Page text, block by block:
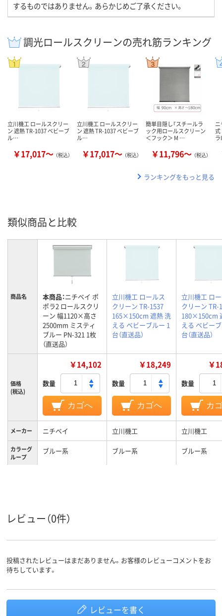
するものではありません。あらかじめご了承ください。
調光ロールスクリーンの売れ筋ランキング
立川機工 ロールスクリー
ン 遮熱 TR-1037 ベビーブ
ル…
￥17,017～ （税込）
立川機工 ロールスクリー
ン 遮熱 TR-1037 ベビーブ
ル…
￥17,017～ （税込）
簡単目隠し「スチールラ
ック用ロールスクリーン
＜フック＞ M …
￥11,796～ （税込）
式
ランキングをもっと見る
類似商品と比較
商品名 本商品：ニチベイ ポ
ポラ2 ロールスクリ
ーン 幅1120×高さ
2500mm ミスティ
ブルー PN-321 1枚
（直送品）
立川機工 ロールス
クリーン TR-1537
165×150cm 遮熱 洗
える ベビーブルー 1
台（直送品）
立川機工 ロ
クリーン TR-
180×150cm
える ベビー
台（直送品）
価格
(税込)
￥14,102
数量
カゴへ
￥18,249
数量
カゴへ
￥
数量
カ
メーカー ニチベイ 立川機工 立川機工
カラーグ
ループ
ブルー系 ブルー系 ブルー系
レビュー（0件）
投稿されたレビューはまだありません。お客様のレビューコメントをお
待ちしています。
レビューを書く